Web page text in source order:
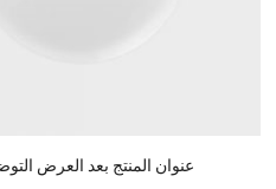
عنوان المنتج بعد العرض